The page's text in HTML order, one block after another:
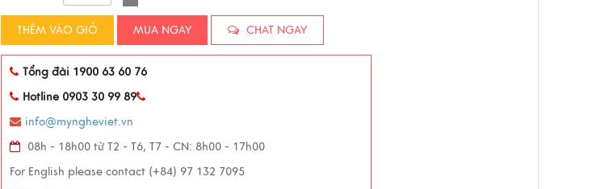
THÊM VÀO GIỎ MUA NGAY CHAT NGAY
Tổng đài 1900 63 60 76
Hotline 0903 30 99 89
info@myngheviet.vn
08h - 18h00 từ T2 - T6, T7 - CN: 8h00 - 17h00
For English please contact (+84) 97 132 7095